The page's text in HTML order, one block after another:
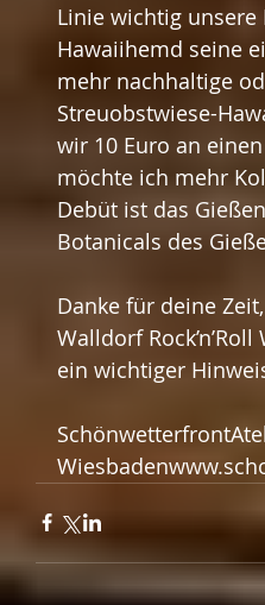
Linie wichtig
Hawaiihemd seine
mehr nachhaltige
Streuobstwiese-
wir 10 Euro an
möchte ich mehr
Debüt ist das
Botanicals des
Danke für deine
Walldorf
ein wichtiger